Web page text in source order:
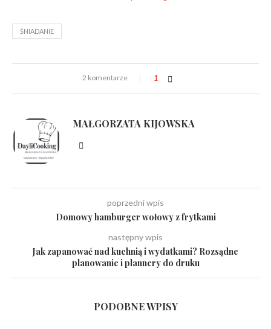
ŚNIADANIE
2 komentarze 1
MAŁGORZATA KIJOWSKA
poprzedni wpis
Domowy hamburger wołowy z frytkami
następny wpis
Jak zapanować nad kuchnią i wydatkami? Rozsądne
planowanie i plannery do druku
PODOBNE WPISY